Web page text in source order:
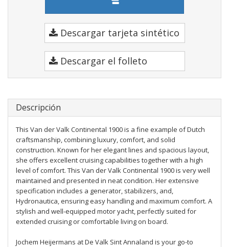
Descargar tarjeta sintético
Descargar el folleto
Descripción
This Van der Valk Continental 1900 is a fine example of Dutch
craftsmanship, combining luxury, comfort, and solid
construction. Known for her elegant lines and spacious layout,
she offers excellent cruising capabilities together with a high
level of comfort. This Van der Valk Continental 1900 is very well
maintained and presented in neat condition. Her extensive
specification includes a generator, stabilizers, and,
Hydronautica, ensuring easy handling and maximum comfort. A
stylish and well-equipped motor yacht, perfectly suited for
extended cruising or comfortable living on board.
Jochem Heijermans at De Valk Sint Annaland is your go-to